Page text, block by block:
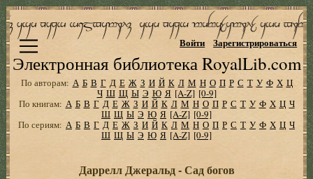
Электронная библиотека RoyalLib.com
Войти Зарегистрироваться
По авторам: А Б В Г Д Е Ж З И Й К Л М Н О П Р С Т У Ф Х Ц
Ч Ш Щ Ы Э Ю Я [A-Z] [0-9]
По книгам: А Б В Г Д Е Ж З И Й К Л М Н О П Р С Т У Ф Х Ц Ч
Ш Щ Ы Э Ю Я [A-Z] [0-9]
По сериям: А Б В Г Д Е Ж З И Й К Л М Н О П Р С Т У Ф Х Ц Ч
Ш Щ Ы Э Ю Я [A-Z] [0-9]
Даррелл Джеральд - Сад богов